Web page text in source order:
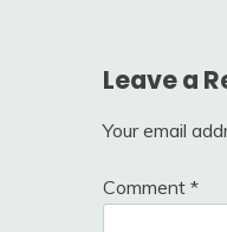
Leave a
Your email
Comment *